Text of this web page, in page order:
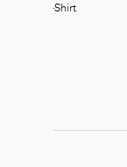
Diplo T-Shirt